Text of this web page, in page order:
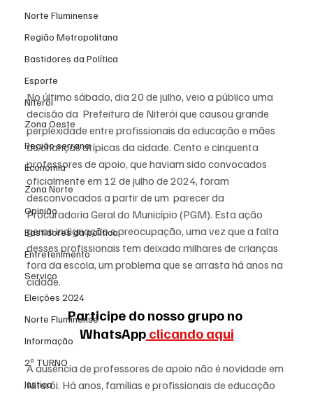
Norte Fluminense
Região Metropolitana
Bastidores da Política
Esporte
Niterói
Zona Oeste
Região serrana
Economia
Zona Norte
Opinião
Bastidores da política
Entretenimento
Serviço
Eleições 2024
Norte Fluminense
Informação
2º TURNO
Justiça
No último sábado, dia 20 de julho, veio a público uma
decisão da  Prefeitura de Niterói que causou grande
perplexidade entre profissionais da educação e mães
de crianças atípicas da cidade. Cento e cinquenta
professores de apoio, que haviam sido convocados
oficialmente em 12 de julho de 2024, foram
desconvocados a partir de um  parecer da
Procuradoria Geral do Município (PGM). Esta ação
gerou indignação e preocupação, uma vez que a falta
desses profissionais tem deixado milhares de crianças
fora da escola, um problema que se arrasta há anos na
cidade.
Participe do nosso grupo no
WhatsApp clicando aqui
A ausência de professores de apoio não é novidade em
Niterói. Há anos, famílias e profissionais de educação